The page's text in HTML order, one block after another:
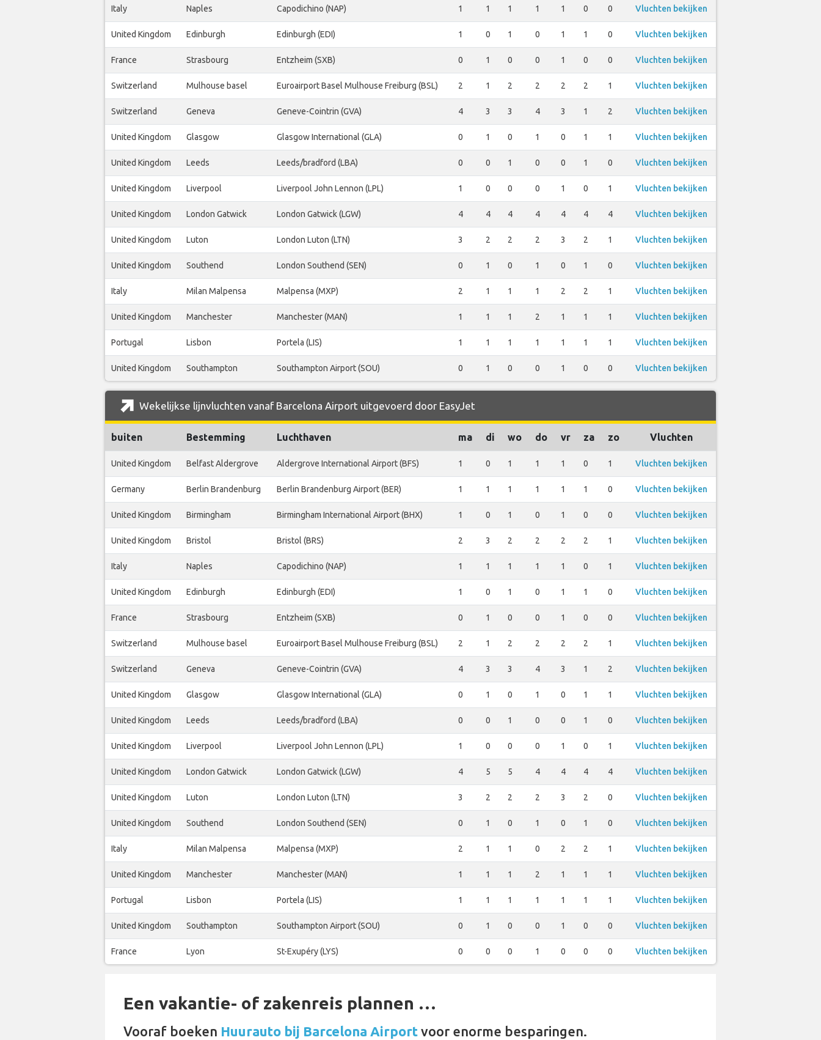
Italy Naples Capodichino (NAP) 1 1 1 1 1 0 0 Vluchten bekijken
United Kingdom Edinburgh Edinburgh (EDI) 1 0 1 0 1 1 0 Vluchten bekijken
France Strasbourg Entzheim (SXB) 0 1 0 0 1 0 0 Vluchten bekijken
Switzerland Mulhouse basel Euroairport Basel Mulhouse Freiburg (BSL) 2 1 2 2 2 2 1 Vluchten bekijken
Switzerland Geneva Geneve-Cointrin (GVA) 4 3 3 4 3 1 2 Vluchten bekijken
United Kingdom Glasgow Glasgow International (GLA) 0 1 0 1 0 1 1 Vluchten bekijken
United Kingdom Leeds Leeds/bradford (LBA) 0 0 1 0 0 1 0 Vluchten bekijken
United Kingdom Liverpool Liverpool John Lennon (LPL) 1 0 0 0 1 0 1 Vluchten bekijken
United Kingdom London Gatwick London Gatwick (LGW) 4 4 4 4 4 4 4 Vluchten bekijken
United Kingdom Luton London Luton (LTN) 3 2 2 2 3 2 1 Vluchten bekijken
United Kingdom Southend London Southend (SEN) 0 1 0 1 0 1 0 Vluchten bekijken
Italy Milan Malpensa Malpensa (MXP) 2 1 1 1 2 2 1 Vluchten bekijken
United Kingdom Manchester Manchester (MAN) 1 1 1 2 1 1 1 Vluchten bekijken
Portugal Lisbon Portela (LIS) 1 1 1 1 1 1 1 Vluchten bekijken
United Kingdom Southampton Southampton Airport (SOU) 0 1 0 0 1 0 0 Vluchten bekijken
Wekelijkse lijnvluchten vanaf Barcelona Airport uitgevoerd door EasyJet
buiten Bestemming Luchthaven ma di wo do vr za zo Vluchten
United Kingdom Belfast Aldergrove Aldergrove International Airport (BFS) 1 0 1 1 1 0 1 Vluchten bekijken
Germany Berlin Brandenburg Berlin Brandenburg Airport (BER) 1 1 1 1 1 1 0 Vluchten bekijken
United Kingdom Birmingham Birmingham International Airport (BHX) 1 0 1 0 1 0 0 Vluchten bekijken
United Kingdom Bristol Bristol (BRS) 2 3 2 2 2 2 1 Vluchten bekijken
Italy Naples Capodichino (NAP) 1 1 1 1 1 0 1 Vluchten bekijken
United Kingdom Edinburgh Edinburgh (EDI) 1 0 1 0 1 1 0 Vluchten bekijken
France Strasbourg Entzheim (SXB) 0 1 0 0 1 0 0 Vluchten bekijken
Switzerland Mulhouse basel Euroairport Basel Mulhouse Freiburg (BSL) 2 1 2 2 2 2 1 Vluchten bekijken
Switzerland Geneva Geneve-Cointrin (GVA) 4 3 3 4 3 1 2 Vluchten bekijken
United Kingdom Glasgow Glasgow International (GLA) 0 1 0 1 0 1 1 Vluchten bekijken
United Kingdom Leeds Leeds/bradford (LBA) 0 0 1 0 0 1 0 Vluchten bekijken
United Kingdom Liverpool Liverpool John Lennon (LPL) 1 0 0 0 1 0 1 Vluchten bekijken
United Kingdom London Gatwick London Gatwick (LGW) 4 5 5 4 4 4 4 Vluchten bekijken
United Kingdom Luton London Luton (LTN) 3 2 2 2 3 2 0 Vluchten bekijken
United Kingdom Southend London Southend (SEN) 0 1 0 1 0 1 0 Vluchten bekijken
Italy Milan Malpensa Malpensa (MXP) 2 1 1 0 2 2 1 Vluchten bekijken
United Kingdom Manchester Manchester (MAN) 1 1 1 2 1 1 1 Vluchten bekijken
Portugal Lisbon Portela (LIS) 1 1 1 1 1 1 1 Vluchten bekijken
United Kingdom Southampton Southampton Airport (SOU) 0 1 0 0 1 0 0 Vluchten bekijken
France Lyon St-Exupéry (LYS) 0 0 0 1 0 0 0 Vluchten bekijken
Een vakantie- of zakenreis plannen …
Vooraf boeken Huurauto bij Barcelona Airport voor enorme besparingen.